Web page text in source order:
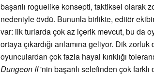
başarılı roguelike konsepti, taktiksel olarak
nedeniyle övdü. Bununla birlikte, editör
var: ilk turlarda çok az içerik mevcut, bu da
ortaya çıkardığı anlamına geliyor. Dik
oyunculardan çok fazla hayal kırıklığı
Dungeon II'nin başarılı selefinden çok